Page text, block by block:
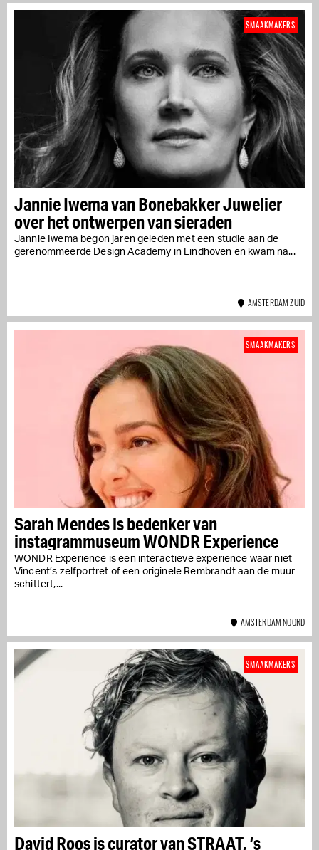
Jannie Iwema van Bonebakker Juwelier
over het ontwerpen van sieraden
Jannie Iwema begon jaren geleden met een studie aan de
gerenommeerde Design Academy in Eindhoven en kwam na...
SMAAKMAKERS
AMSTERDAM ZUID
Sarah Mendes is bedenker van
instagrammuseum WONDR Experience
WONDR Experience is een interactieve experience waar niet
Vincent’s zelfportret of een originele Rembrandt aan de muur
schittert,...
SMAAKMAKERS
AMSTERDAM NOORD
David Roos is curator van STRAAT, ’s
SMAAKMAKERS